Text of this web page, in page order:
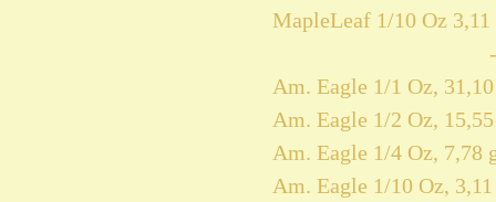
MapleLeaf 1/10 Oz
Am. Eagle 1/1 Oz,
Am. Eagle 1/2 Oz,
Am. Eagle 1/4 Oz, 7,78
Am. Eagle 1/10 Oz,